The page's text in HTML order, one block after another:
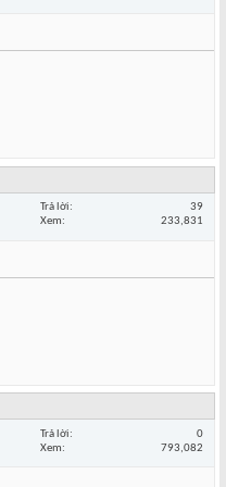
Trả lời
39
Xem
233,831
Trả lời
0
Xem
793,082